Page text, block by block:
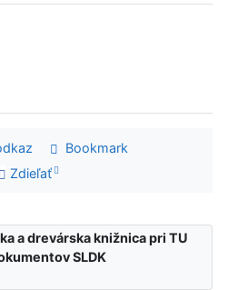
Bookmark
Zdieľať
a drevárska knižnica pri TU
SLDK